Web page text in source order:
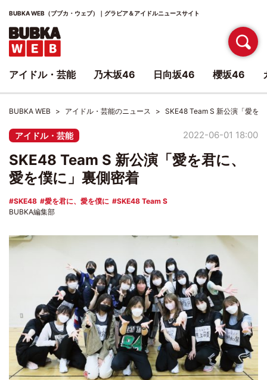
BUBKA WEB（ブブカ・ウェブ）｜グラビア＆アイドルニュースサイト
BUBKA WEB アイドル・芸能のニュース SKE48 Team S 新公演「愛を
アイドル・芸能 2022-06-01 18:00
SKE48 Team S 新公演「愛を君に、
愛を僕に」裏側密着
SKE48 愛を君に、愛を僕に
SKE48 Team S
BUBKA編集部
アイドル・芸能 乃木坂46 日向坂46 櫻坂46